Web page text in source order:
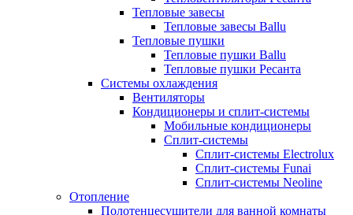
Тепловые завесы
Тепловые завесы Ballu
Тепловые пушки
Тепловые пушки Ballu
Тепловые пушки Ресанта
Системы охлаждения
Вентиляторы
Кондиционеры и сплит-системы
Мобильные кондиционеры
Сплит-системы
Сплит-системы Electrolux
Сплит-системы Funai
Сплит-системы Neoline
Отопление
Полотенцесушители для ванной комнаты